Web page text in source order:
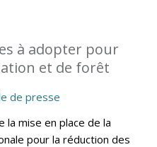
à adopter pour
et de forêt
de presse
la mise en place de la
pour la réduction des